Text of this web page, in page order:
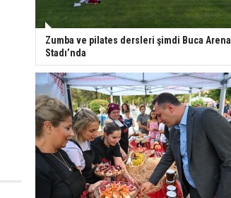
Zumba ve pilates dersleri şimdi Buca Arena
Stadı’nda